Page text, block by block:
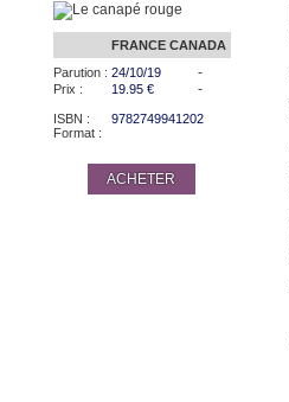
FRANCE CANADA
Parution : 24/10/19 -
Prix : 19.95 € -
ISBN :
9782749941202
Format :
ACHETER